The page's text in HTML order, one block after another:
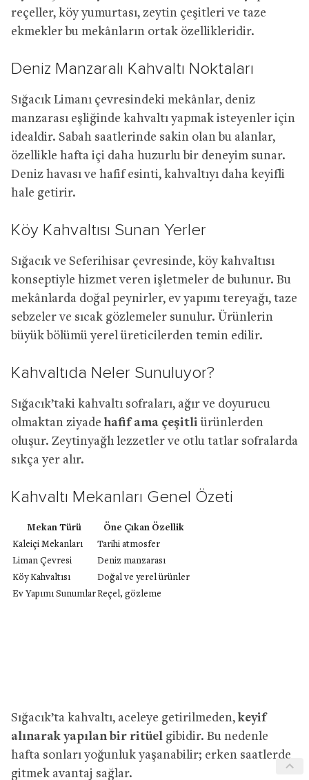
reçeller, köy yumurtası, zeytin çeşitleri ve taze
ekmekler bu mekânların ortak özellikleridir.
Deniz Manzaralı Kahvaltı Noktaları
Sığacık Limanı çevresindeki mekânlar, deniz
manzarası eşliğinde kahvaltı yapmak isteyenler için
idealdir. Sabah saatlerinde sakin olan bu alanlar,
özellikle hafta içi daha huzurlu bir deneyim sunar.
Deniz havası ve hafif esinti, kahvaltıyı daha keyifli
hale getirir.
Köy Kahvaltısı Sunan Yerler
Sığacık ve Seferihisar çevresinde, köy kahvaltısı
konseptiyle hizmet veren işletmeler de bulunur. Bu
mekânlarda doğal peynirler, ev yapımı tereyağı, taze
sebzeler ve sıcak gözlemeler sunulur. Ürünlerin
büyük bölümü yerel üreticilerden temin edilir.
Kahvaltıda Neler Sunuluyor?
Sığacık’taki kahvaltı sofraları, ağır ve doyurucu
olmaktan ziyade hafif ama çeşitli ürünlerden
oluşur. Zeytinyağlı lezzetler ve otlu tatlar sofralarda
sıkça yer alır.
Kahvaltı Mekanları Genel Özeti
Mekan Türü
Öne Çıkan Özellik
Kaleiçi Mekanları
Tarihi atmosfer
Liman Çevresi
Deniz manzarası
Köy Kahvaltısı
Doğal ve yerel ürünler
Ev Yapımı SunumlarReçel, gözleme
Sığacık’ta kahvaltı, aceleye getirilmeden, keyif
alınarak yapılan bir ritüel gibidir. Bu nedenle
hafta sonları yoğunluk yaşanabilir; erken saatlerde
gitmek avantaj sağlar.